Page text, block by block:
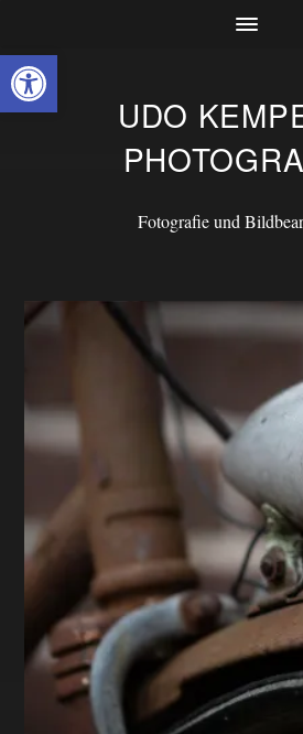
UDO
Fotografie und
Werkzeugleiste öffnen